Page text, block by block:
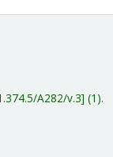
A282/v.3 (1).